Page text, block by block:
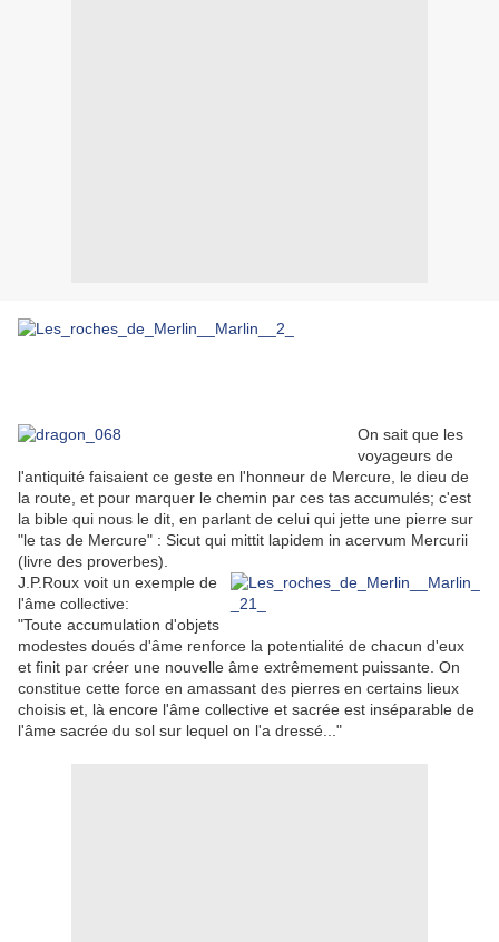
On sait que les
voyageurs de
l'antiquité faisaient ce geste en l'honneur de Mercure, le dieu de
la route, et pour marquer le chemin par ces tas accumulés; c'est
la bible qui nous le dit, en parlant de celui qui jette une pierre sur
"le tas de Mercure" : Sicut qui mittit lapidem in acervum Mercurii
(livre des proverbes).
J.P.Roux voit un exemple de
l'âme collective:
"Toute accumulation d'objets
modestes doués d'âme renforce la potentialité de chacun d'eux
et finit par créer une nouvelle âme extrêmement puissante. On
constitue cette force en amassant des pierres en certains lieux
choisis et, là encore l'âme collective et sacrée est inséparable de
l'âme sacrée du sol sur lequel on l'a dressé..."